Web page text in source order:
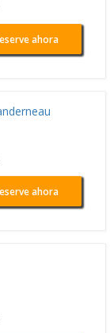
ahora
ahora